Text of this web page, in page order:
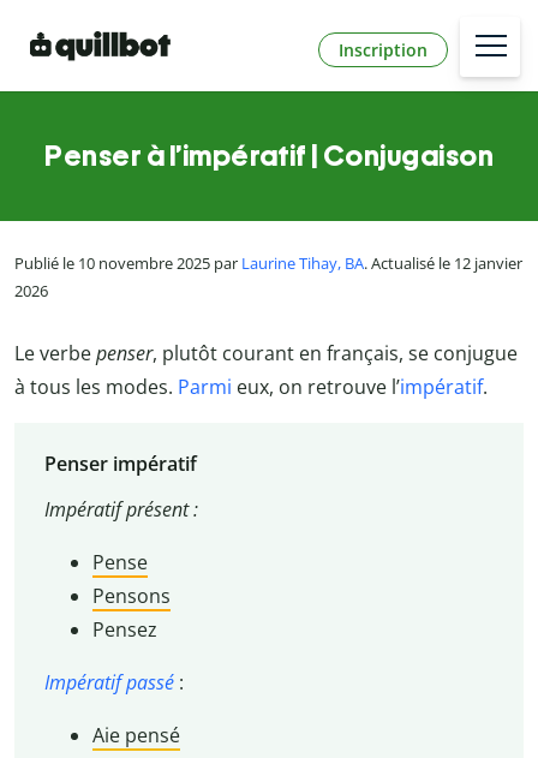
Inscription
Penser à l’impératif | Conjugaison
Publié le 10 novembre 2025 par Laurine Tihay, BA. Actualisé le 12 janvier
2026
Le verbepenser, plutôt courant en français, se conjugue
à tous les modes. Parmi eux, on retrouve l’impératif.
Penser impératif
Impératif présent :
Pense
Pensons
Pensez
Impératif passé:
Aie pensé